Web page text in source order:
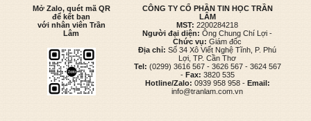
Mở Zalo, quét mã QR
để kết bạn
với nhân viên Trần
Lâm
CÔNG TY CỔ PHẦN TIN HỌC TRẦN
LÂM
MST: 2200284218
Người đại diện: Ông Chung Chí Lợi -
Chức vụ: Giám đốc
Địa chỉ: Số 34 Xô Viết Nghệ Tĩnh, P. Phú
Lợi, TP. Cần Thơ
Tel: (0299) 3616 567 - 3626 567 - 3624 567
- Fax: 3820 535
Hotline/Zalo: 0939 958 958 - Email:
info@tranlam.com.vn